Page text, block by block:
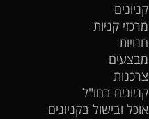
קניונים
מרכזי קניות
חנויות
מבצעים
צרכנות
קניונים בחו"ל
אוכל ובישול בקניונים